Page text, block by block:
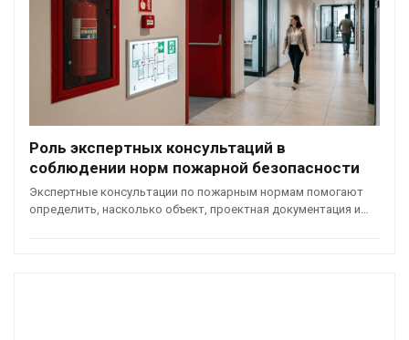
Роль экспертных консультаций в
соблюдении норм пожарной безопасности
Экспертные консультации по пожарным нормам помогают
определить, насколько объект, проектная документация и…